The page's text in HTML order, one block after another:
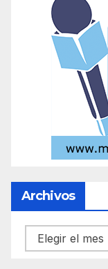
Archivos
Archivos